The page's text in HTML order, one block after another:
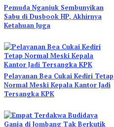
Pemuda Nganjuk Sembunyikan
Sabu di Dusbook HP, Akhirnya
Ketahuan Juga
Pelayanan Bea Cukai Kediri Tetap
Normal Meski Kepala Kantor Jadi
Tersangka KPK